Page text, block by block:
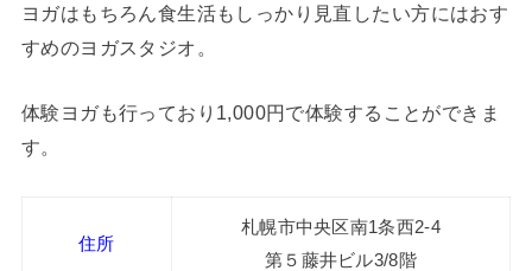
ヨガはもちろん食生活もしっかり見直したい方にはおす
すめのヨガスタジオ。
体験ヨガも行っており1,000円で体験することができま
す。
住所
札幌市中央区南1条西2-4
第５藤井ビル3/8階